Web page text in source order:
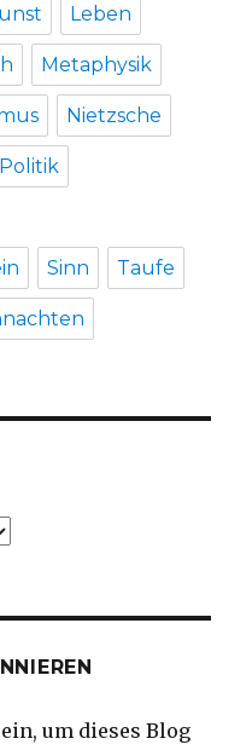
Leben
Metaphysik
Nietzsche
Politik
Sinn Taufe
um dieses Blog